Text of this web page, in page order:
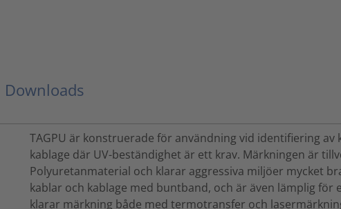
Downloads
TAGPU är konstruerade för användning vid identifiering
kablage där UV-beständighet är ett krav. Märkningen är
Polyuretanmaterial och klarar aggressiva miljöer mycket
kablar och kablage med buntband, och är även lämplig
klarar märkning både med termotransfer och